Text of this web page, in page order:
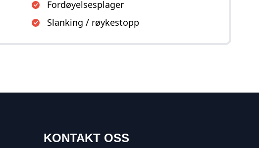
Fordøyelsesplager
Slanking / røykestopp
KONTAKT OSS